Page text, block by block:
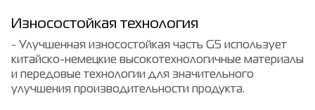
Износостойкая технология
- Улучшенная износостойкая часть G5 использует
китайско-немецкие высокотехнологичные материалы
и передовые технологии для значительного
улучшения производительности продукта.